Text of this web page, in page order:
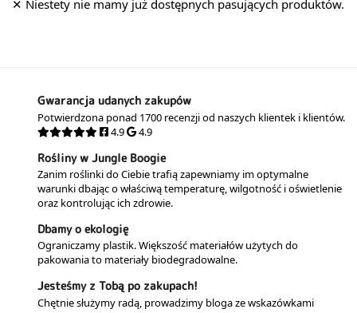
Gwarancja udanych zakupów
Potwierdzona ponad 1700 recenzji od naszych klientek i klientów.
4.9
4.9
Rośliny w Jungle Boogie
Zanim roślinki do Ciebie trafią zapewniamy im optymalne
warunki dbając o właściwą temperaturę, wilgotność i oświetlenie
oraz kontrolując ich zdrowie.
Dbamy o ekologię
Ograniczamy plastik. Większość materiałów użytych do
pakowania to materiały biodegradowalne.
Jesteśmy z Tobą po zakupach!
Chętnie służymy radą, prowadzimy bloga ze wskazówkami